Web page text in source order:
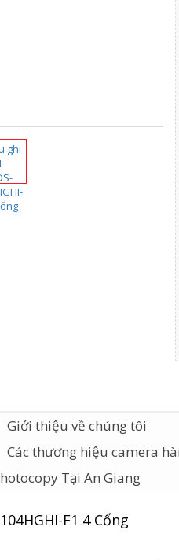
Giới thiệu về chúng tôi
Các thương hiệu camera
Tại An Giang
F1 4 Cổng